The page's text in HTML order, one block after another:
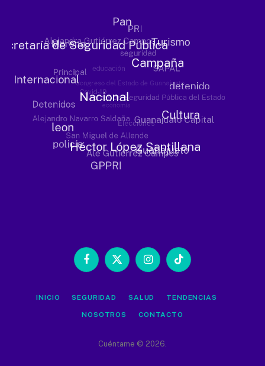
Facebook
X
InstagramTikTok
INICIO SEGURIDAD SALUD TENDENCIAS
NOSOTROS CONTACTO
Cuéntame © 2026.